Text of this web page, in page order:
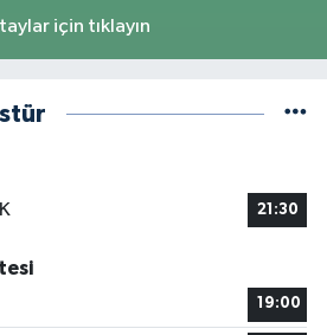
için tıklayın
21:30
19:00